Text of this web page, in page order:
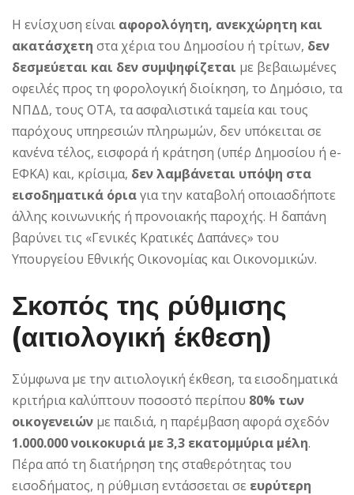
Η ενίσχυση είναι αφορολόγητη, ανεκχώρητη και
ακατάσχετη στα χέρια του Δημοσίου ή τρίτων, δεν
δεσμεύεται και δεν συμψηφίζεται με βεβαιωμένες
οφειλές προς τη φορολογική διοίκηση, το Δημόσιο, τα
ΝΠΔΔ, τους ΟΤΑ, τα ασφαλιστικά ταμεία και τους
παρόχους υπηρεσιών πληρωμών, δεν υπόκειται σε
κανένα τέλος, εισφορά ή κράτηση (υπέρ Δημοσίου ή e-
ΕΦΚΑ) και, κρίσιμα, δεν λαμβάνεται υπόψη στα
εισοδηματικά όριαγια την καταβολή οποιασδήποτε
άλλης κοινωνικής ή προνοιακής παροχής. Η δαπάνη
βαρύνει τις «Γενικές Κρατικές Δαπάνες» του
Υπουργείου Εθνικής Οικονομίας και Οικονομικών.
Σκοπός της ρύθμισης
(αιτιολογική έκθεση)
Σύμφωνα με την αιτιολογική έκθεση, τα εισοδηματικά
κριτήρια καλύπτουν ποσοστό περίπου 80% των
οικογενειών με παιδιά, η παρέμβαση αφορά σχεδόν
1.000.000 νοικοκυριά με 3,3 εκατομμύρια μέλη.
Πέρα από τη διατήρηση της σταθερότητας του
εισοδήματος, η ρύθμιση εντάσσεται σε ευρύτερη